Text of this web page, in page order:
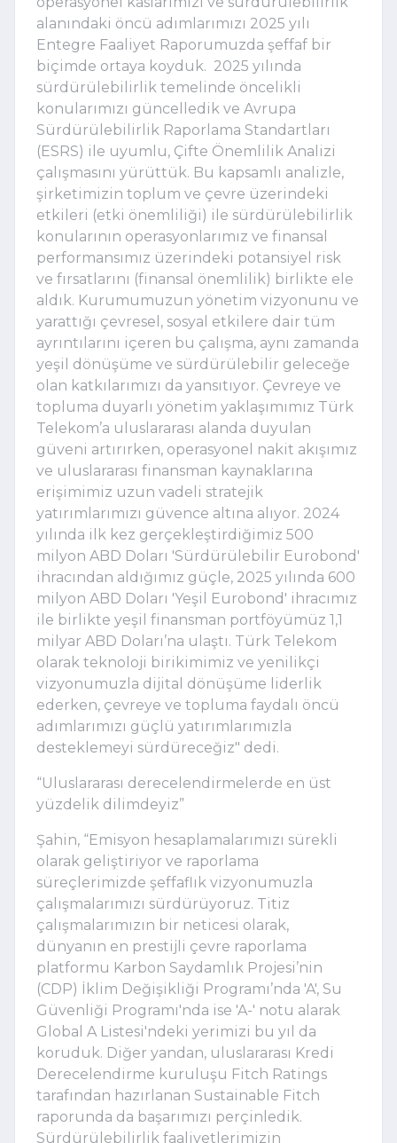
alanındaki öncü adımlarımızı 2025 yılı
Entegre Faaliyet Raporumuzda şeffaf bir
biçimde ortaya koyduk.  2025 yılında
sürdürülebilirlik temelinde öncelikli
konularımızı güncelledik ve Avrupa
Sürdürülebilirlik Raporlama Standartları
(ESRS) ile uyumlu, Çifte Önemlilik Analizi
çalışmasını yürüttük. Bu kapsamlı analizle,
şirketimizin toplum ve çevre üzerindeki
etkileri (etki önemliliği) ile sürdürülebilirlik
konularının operasyonlarımız ve finansal
performansımız üzerindeki potansiyel risk
ve fırsatlarını (finansal önemlilik) birlikte ele
aldık. Kurumumuzun yönetim vizyonunu ve
yarattığı çevresel, sosyal etkilere dair tüm
ayrıntılarını içeren bu çalışma, aynı zamanda
yeşil dönüşüme ve sürdürülebilir geleceğe
olan katkılarımızı da yansıtıyor. Çevreye ve
topluma duyarlı yönetim yaklaşımımız Türk
Telekom’a uluslararası alanda duyulan
güveni artırırken, operasyonel nakit akışımız
ve uluslararası finansman kaynaklarına
erişimimiz uzun vadeli stratejik
yatırımlarımızı güvence altına alıyor. 2024
yılında ilk kez gerçekleştirdiğimiz 500
milyon ABD Doları 'Sürdürülebilir Eurobond'
ihracından aldığımız güçle, 2025 yılında 600
milyon ABD Doları 'Yeşil Eurobond' ihracımız
ile birlikte yeşil finansman portföyümüz 1,1
milyar ABD Doları’na ulaştı. Türk Telekom
olarak teknoloji birikimimiz ve yenilikçi
vizyonumuzla dijital dönüşüme liderlik
ederken, çevreye ve topluma faydalı öncü
adımlarımızı güçlü yatırımlarımızla
desteklemeyi sürdüreceğiz" dedi.
“Uluslararası derecelendirmelerde en üst
yüzdelik dilimdeyiz”
Şahin, “Emisyon hesaplamalarımızı sürekli
olarak geliştiriyor ve raporlama
süreçlerimizde şeffaflık vizyonumuzla
çalışmalarımızı sürdürüyoruz. Titiz
çalışmalarımızın bir neticesi olarak,
dünyanın en prestijli çevre raporlama
platformu Karbon Saydamlık Projesi’nin
(CDP) İklim Değişikliği Programı’nda 'A', Su
Güvenliği Programı'nda ise 'A-' notu alarak
Global A Listesi'ndeki yerimizi bu yıl da
koruduk. Diğer yandan, uluslararası Kredi
Derecelendirme kuruluşu Fitch Ratings
tarafından hazırlanan Sustainable Fitch
raporunda da başarımızı perçinledik.
Sürdürülebilirlik faaliyetlerimizin